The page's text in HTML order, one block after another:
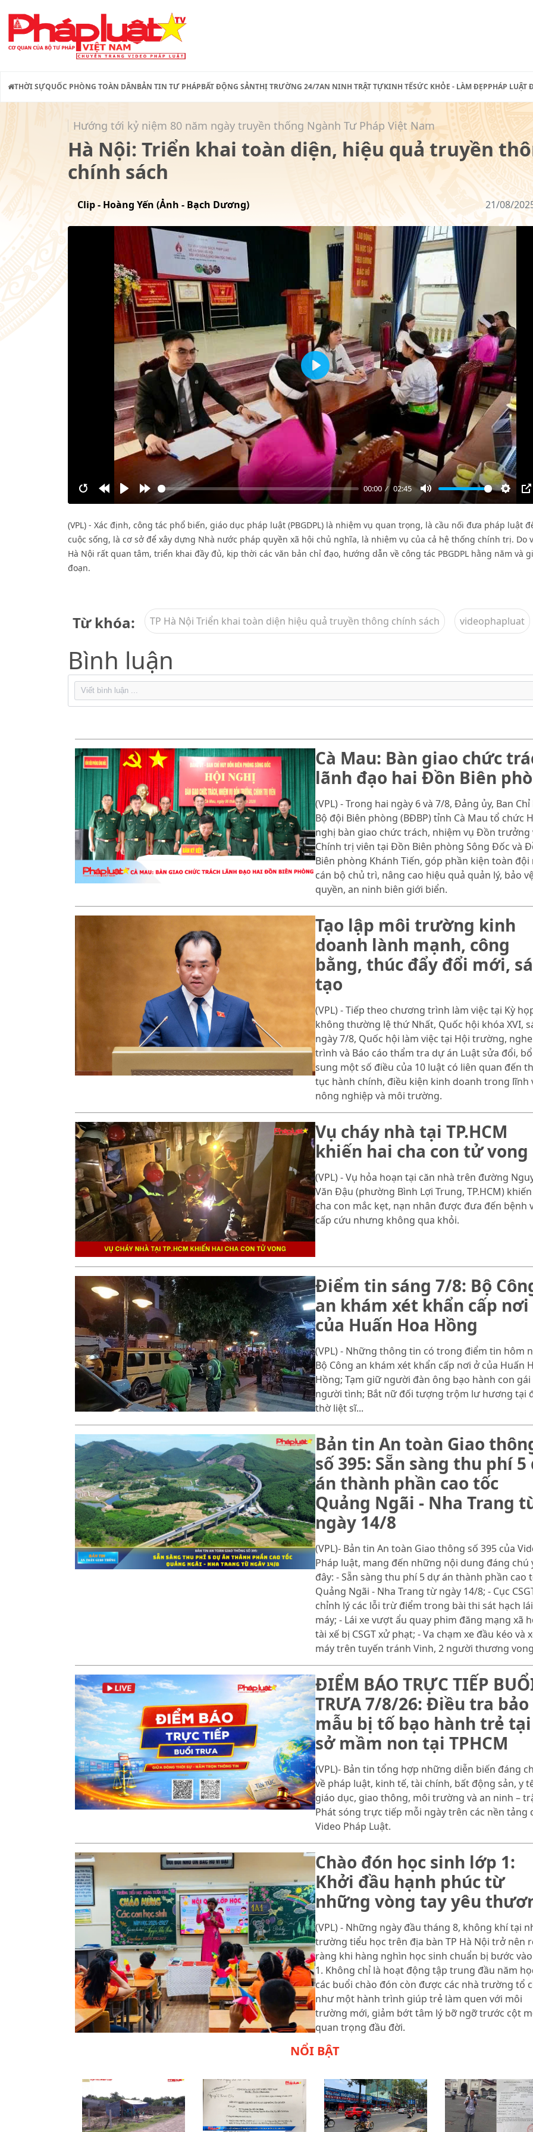
THỜI SỰQUỐC PHÒNG TOÀN DÂNBẢN TIN TƯ PHÁPBẤT ĐỘNG SẢNTHỊ TRƯỜNG 24/7AN NINH TRẬT TỰKINH TẾSỨC KHỎE - LÀM ĐẸPPHÁP LUẬT
Hướng tới kỷ niệm 80 năm ngày truyền thống Ngành Tư Pháp Việt Nam
Hà Nội: Triển khai toàn diện, hiệu quả truyền
chính sách
Clip - Hoàng Yến (Ảnh - Bạch Dương) 21/08/
Forward
00:00 02:45
Play
(VPL) - Xác định, công tác phổ biến, giáo dục pháp luật (PBGDPL) là nhiệm vụ quan trọng, là cầu nối đưa pháp luật
cuộc sống, là cơ sở để xây dựng Nhà nước pháp quyền xã hội chủ nghĩa, là nhiệm vụ của cả hệ thống chính trị. Do
Hà Nội rất quan tâm, triển khai đầy đủ, kịp thời các văn bản chỉ đạo, hướng dẫn về công tác PBGDPL hằng năm và
đoạn.
Từ khóa: TP Hà Nội Triển khai toàn diện hiệu quả truyền thông chính sách videophapluat
Bình luận
Cà Mau: Bàn giao chức
lãnh đạo hai Đồn Biên
(VPL) - Trong hai ngày 6 và 7/8, Đảng ủy, Ban Chỉ
Bộ đội Biên phòng (BĐBP) tỉnh Cà Mau tổ chức
nghị bàn giao chức trách, nhiệm vụ Đồn trưởng
Chính trị viên tại Đồn Biên phòng Sông Đốc và
Biên phòng Khánh Tiến, góp phần kiện toàn đội
cán bộ chủ trì, nâng cao hiệu quả quản lý, bảo
quyền, an ninh biên giới biển.
Tạo lập môi trường kinh
doanh lành mạnh, công
bằng, thúc đẩy đổi mới,
tạo
(VPL) - Tiếp theo chương trình làm việc tại Kỳ
không thường lệ thứ Nhất, Quốc hội khóa XVI,
ngày 7/8, Quốc hội làm việc tại Hội trường, nghe
trình và Báo cáo thẩm tra dự án Luật sửa đổi, bổ
sung một số điều của 10 luật có liên quan đến
tục hành chính, điều kiện kinh doanh trong lĩnh
nông nghiệp và môi trường.
Vụ cháy nhà tại TP.HCM
khiến hai cha con tử vong
(VPL) - Vụ hỏa hoạn tại căn nhà trên đường
Văn Đậu (phường Bình Lợi Trung, TP.HCM)
cha con mắc kẹt, nạn nhân được đưa đến bệnh
cấp cứu nhưng không qua khỏi.
Điểm tin sáng 7/8: Bộ
an khám xét khẩn cấp nơi
của Huấn Hoa Hồng
(VPL) - Những thông tin có trong điểm tin hôm
Bộ Công an khám xét khẩn cấp nơi ở của Huấn
Hồng; Tạm giữ người đàn ông bạo hành con gái
người tình; Bắt nữ đối tượng trộm lư hương tại
thờ liệt sĩ...
Bản tin An toàn Giao
số 395: Sẵn sàng thu phí
án thành phần cao tốc
Quảng Ngãi - Nha Trang
ngày 14/8
(VPL)- Bản tin An toàn Giao thông số 395 của
Pháp luật, mang đến những nội dung đáng chú
đây: - Sẵn sàng thu phí 5 dự án thành phần cao
Quảng Ngãi - Nha Trang từ ngày 14/8; - Cục
chỉnh lý các lỗi trừ điểm trong bài thi sát hạch
máy; - Lái xe vượt ẩu quay phim đăng mạng xã
tài xế bị CSGT xử phạt; - Va chạm xe đầu kéo và
máy trên tuyến tránh Vinh, 2 người thương
ĐIỂM BÁO TRỰC TIẾP
TRƯA 7/8/26: Điều tra bảo
mẫu bị tố bạo hành trẻ
sở mầm non tại TPHCM
(VPL)- Bản tin tổng hợp những diễn biến đáng
về pháp luật, kinh tế, tài chính, bất động sản, y
giáo dục, giao thông, môi trường và an ninh –
Phát sóng trực tiếp mỗi ngày trên các nền tảng
Video Pháp Luật.
Chào đón học sinh lớp 1:
Khởi đầu hạnh phúc từ
những vòng tay yêu
(VPL) - Những ngày đầu tháng 8, không khí tại
trường tiểu học trên địa bàn TP Hà Nội trở nên
ràng khi hàng nghìn học sinh chuẩn bị bước
1. Không chỉ là hoạt động tập trung đầu năm
các buổi chào đón còn được các nhà trường tổ
như một hành trình giúp trẻ làm quen với môi
trường mới, giảm bớt tâm lý bỡ ngỡ trước cột
quan trọng đầu đời.
NỔI BẬT